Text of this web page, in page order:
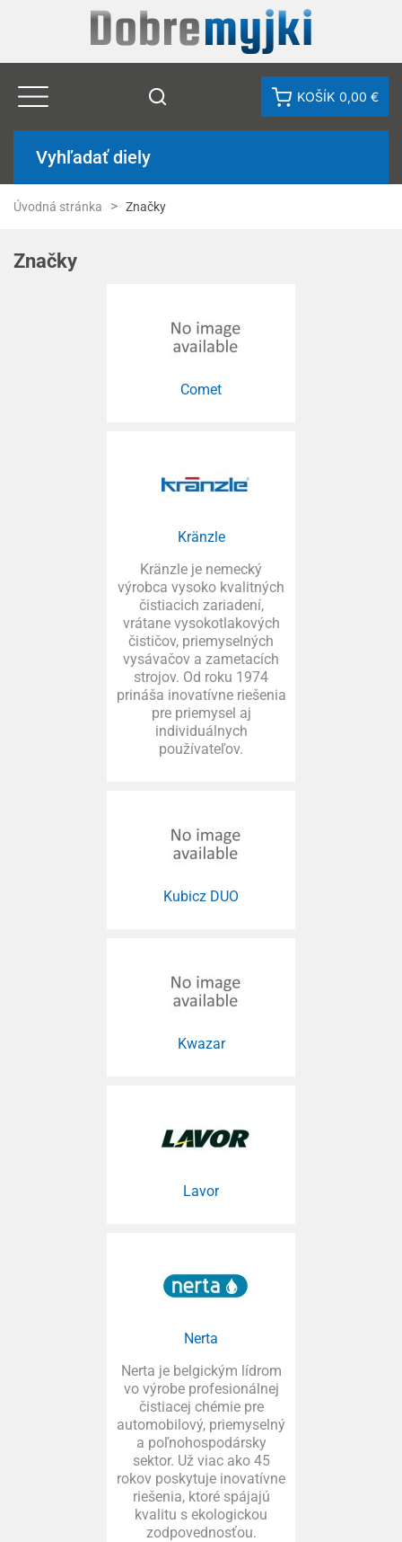
KOŠÍK 0,00 €
Vyhľadať diely
Úvodná stránka Značky
Značky
Comet
Kränzle
Kränzle je nemecký
výrobca vysoko kvalitných
čistiacich zariadení,
vrátane vysokotlakových
čističov, priemyselných
vysávačov a zametacích
strojov. Od roku 1974
prináša inovatívne riešenia
pre priemysel aj
individuálnych
používateľov.
Kubicz DUO
Kwazar
Lavor
Nerta
Nerta je belgickým lídrom
vo výrobe profesionálnej
čistiacej chémie pre
automobilový, priemyselný
a poľnohospodársky
sektor. Už viac ako 45
rokov poskytuje inovatívne
riešenia, ktoré spájajú
kvalitu s ekologickou
zodpovednosťou.